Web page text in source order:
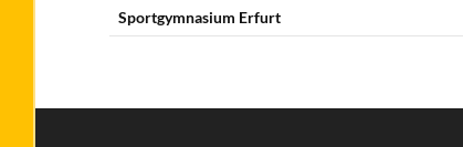
Sportgymnasium Erfurt